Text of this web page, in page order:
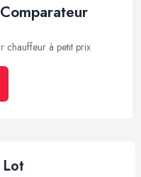
chauffeur à petit prix